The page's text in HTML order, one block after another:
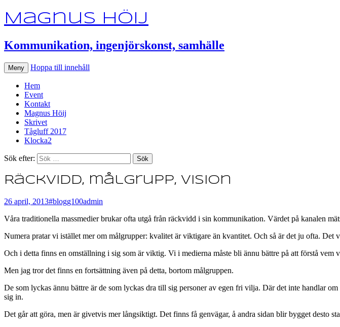
Magnus Höij
Kommunikation, ingenjörskonst, samhälle
Meny Hoppa till innehåll
Hem
Event
Kontakt
Magnus Höij
Skrivet
Tågluff 2017
Klocka2
Sök efter:
Räckvidd, målgrupp, vision
26 april, 2013#blogg100admin
Våra traditionella massmedier brukar ofta utgå från räckvidd i sin kommunikation. Värdet på kanalen
Numera pratar vi istället mer om målgrupper: kvalitet är viktigare än kvantitet. Och så är det ju ofta. Det
Och i detta finns en omställning i sig som är viktig. Vi i medierna måste bli ännu bättre på att förstå
Men jag tror det finns en fortsättning även på detta, bortom målgruppen.
De som lyckas ännu bättre är de som lyckas dra till sig personer av egen fri vilja. Där det inte handlar
sig in.
Det går att göra, men är givetvis mer långsiktigt. Det finns få genvägar, å andra sidan blir bygget desto